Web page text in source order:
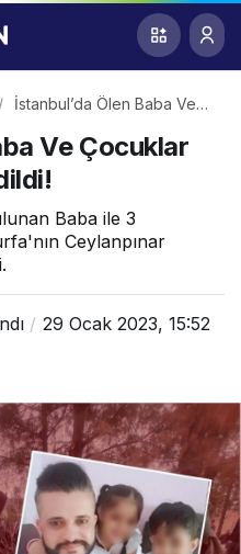
İstanbul’da Ölen Baba Ve
Defnedildi!
Ve Çocuklar
Baba ile 3
Ceylanpınar
29 Ocak 2023, 15:52
0